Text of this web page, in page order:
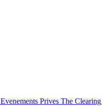
Evenements Prives The Clearing